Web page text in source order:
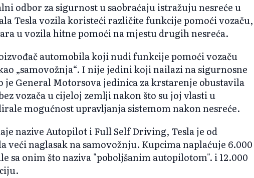
odbor za sigurnost u saobraćaju istražuju nesreće u
Tesla vozila koristeći različite funkcije pomoći vozaču,
u vozila hitne pomoći na mjestu drugih nesreća.
automobila koji nudi funkcije pomoći vozaču
„samovožnja“. I nije jedini koji nailazi na sigurnosne
je General Motorsova jedinica za krstarenje obustavila
vozača u cijeloj zemlji nakon što su joj vlasti u
mogućnost upravljanja sistemom nakon nesreće.
nazive Autopilot i Full Self Driving, Tesla je od
veći naglasak na samovožnju. Kupcima naplaćuje 6.000
sa onim što naziva "poboljšanim autopilotom". i 12.000